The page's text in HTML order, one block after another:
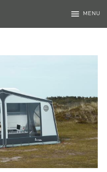
menu MENU